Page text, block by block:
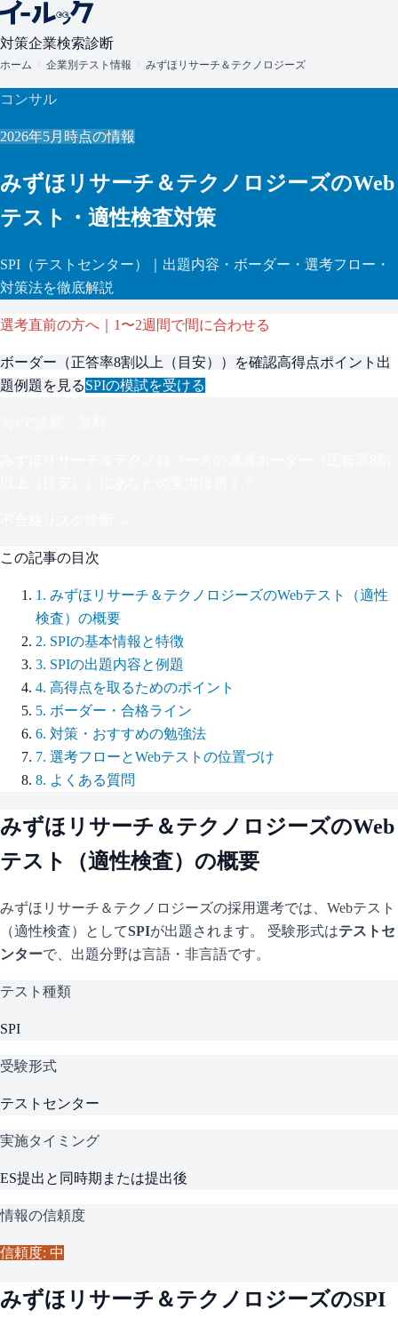
対策企業検索診断
ホーム 企業別テスト情報 みずほリサーチ＆テクノロジーズ
コンサル
2026年5月 時点の情報
みずほリサーチ＆テクノロジーズのWeb
テスト・適性検査対策
SPI （テストセンター）
｜出題内容・ボーダー・選考フロー・
対策法を徹底解説
選考直前の方へ｜1〜2週間で間に合わせる
ボーダー（正答率8割以上（目安） ）を確認高得点ポイント 出
題例題を見るSPIの模試を受ける
この記事の目次
1 . みずほリサーチ＆テクノロジーズのWebテスト（適性
検査）の概要
2. SPIの基本情報と特徴
3. SPIの出題内容と例題
4. 高得点を取るためのポイント
5. ボーダー・合格ライン
6. 対策・おすすめの勉強法
7. 選考フローとWebテストの位置づけ
8. よくある質問
みずほリサーチ＆テクノロジーズのWeb
テスト（適性検査）の概要
みずほリサーチ＆テクノロジーズの採用選考では、Webテスト
（適性検査）としてSPIが出題されます。 受験形式はテストセ
ンターで、 出題分野は言語・非言語です。
テスト種類
SPI
受験形式
テストセンター
実施タイミング
ES提出と同時期または提出後
情報の信頼度
信頼度: 中
みずほリサーチ＆テクノロジーズのSPI